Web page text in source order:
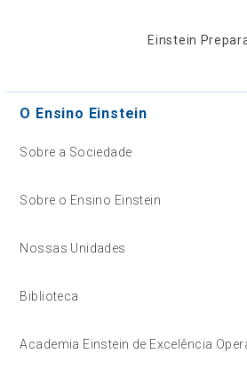
Einstein
O Ensino Einstein
Sobre a Sociedade
Sobre o Ensino Einstein
Nossas Unidades
Biblioteca
Academia Einstein de Excelência